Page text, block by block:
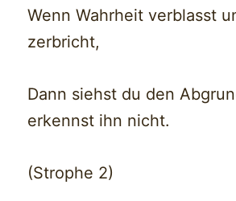
Wenn Wahrheit verblasst
zerbricht,
Dann siehst du den
erkennst ihn nicht.
(Strophe 2)